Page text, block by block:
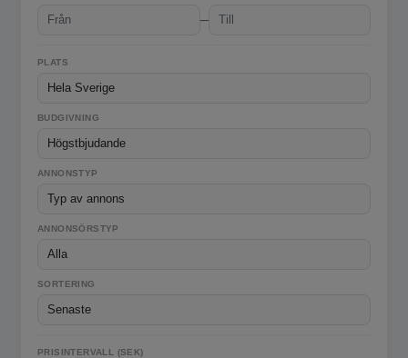
–
PLATS
BUDGIVNING
ANNONSTYP
ANNONSÖRSTYP
SORTERING
PRISINTERVALL (SEK)